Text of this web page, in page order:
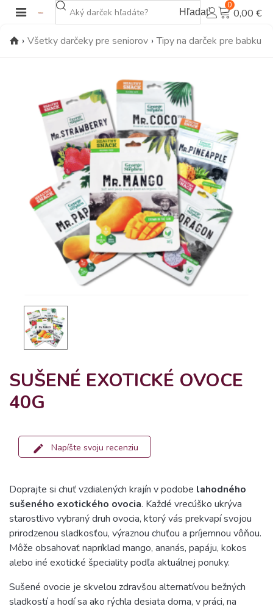
Hľadať
0
0,00 €
› Všetky darčeky pre seniorov › Tipy na darček pre babku
SUŠENÉ EXOTICKÉ OVOCE
40G
Napíšte svoju recenziu
Doprajte si chuť vzdialených krajín v podobe lahodného
sušeného exotického ovocia. Každé vrecúško ukrýva
starostlivo vybraný druh ovocia, ktorý vás prekvapí svojou
prirodzenou sladkosťou, výraznou chuťou a príjemnou vôňou.
Môže obsahovať napríklad mango, ananás, papáju, kokos
alebo iné exotické špeciality podľa aktuálnej ponuky.
Sušené ovocie je skvelou zdravšou alternatívou bežných
sladkostí a hodí sa ako rýchla desiata doma, v práci, na